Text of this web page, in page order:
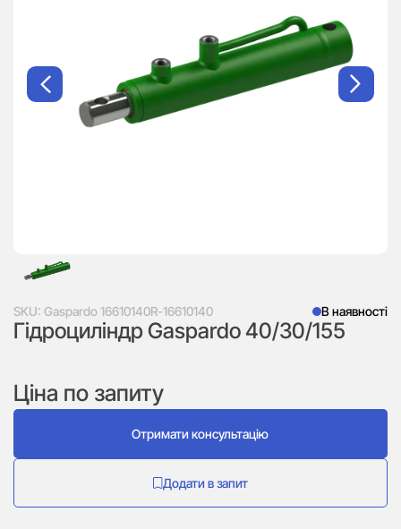
SKU: Gaspardo 16610140R-16610140 В наявності
Гідроциліндр Gaspardo 40/30/155
Ціна по запиту
Отримати консультацію
Додати в запит